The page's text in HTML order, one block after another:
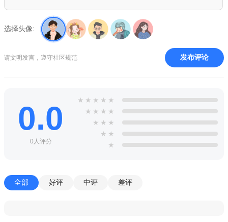
活、服饰轻奢、奇石花卉等数千种商品，满足家庭一站式消费需
求。
正品保障:安惠与品牌方或大型贸易商及生产厂家直接合作，
通过严格的资质审核与品控环节，采购流程层层把关，只做正品
高效配送:联合一流物流服务商，实现商品高效快速配送。
每天都有大量的优惠券可以领取，一键就可以和朋友轻松分
这里面还有许多的大牌商品也是在不断的进行各样的优惠活
动哦，给你超值的福利。
选择头像:
请文明发言，遵守社区规范 发布评论
0.0
0人评分
★ ★ ★ ★ ★
★ ★ ★ ★
★ ★ ★
★ ★
★
全部 好评 中评 差评